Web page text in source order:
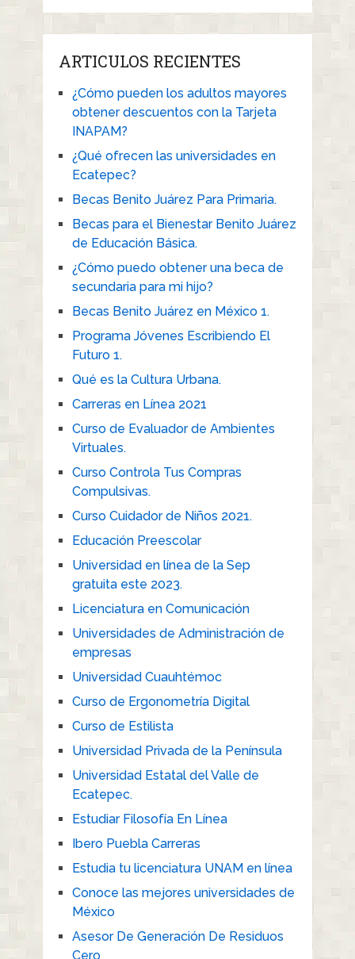
ARTICULOS RECIENTES
¿Cómo pueden los adultos mayores
obtener descuentos con la Tarjeta
INAPAM?
¿Qué ofrecen las universidades en
Ecatepec?
Becas Benito Juárez Para Primaria.
Becas para el Bienestar Benito Juárez
de Educación Básica.
¿Cómo puedo obtener una beca de
secundaria para mi hijo?
Becas Benito Juárez en México 1.
Programa Jóvenes Escribiendo El
Futuro 1.
Qué es la Cultura Urbana.
Carreras en Línea 2021
Curso de Evaluador de Ambientes
Virtuales.
Curso Controla Tus Compras
Compulsivas.
Curso Cuidador de Niños 2021.
Educación Preescolar
Universidad en línea de la Sep
gratuita este 2023.
Licenciatura en Comunicación
Universidades de Administración de
empresas
Universidad Cuauhtémoc
Curso de Ergonometría Digital
Curso de Estilista
Universidad Privada de la Península
Universidad Estatal del Valle de
Ecatepec.
Estudiar Filosofía En Línea
Ibero Puebla Carreras
Estudia tu licenciatura UNAM en línea
Conoce las mejores universidades de
México
Asesor De Generación De Residuos
Cero